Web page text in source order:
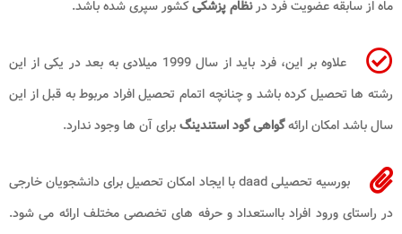
ماه از سابقه عضویت فرد درنظام پزشکیکشور سپری شده باشد.
علاوه بر این، فرد باید از سال 1999 میلادی به بعد در یکی از این
رشته ها تحصیل کرده باشد و چنانچه اتمام تحصیل افراد مربوط به قبل از این
سال باشد امکان ارائهگواهی گود استندینگبرای آن ها وجود ندارد.
بورسیه تحصیلی daad با ایجاد امکان تحصیل برای دانشجویان خارجی
در راستای ورود افراد بااستعداد و حرفه های تخصصی مختلف ارائه می شود.